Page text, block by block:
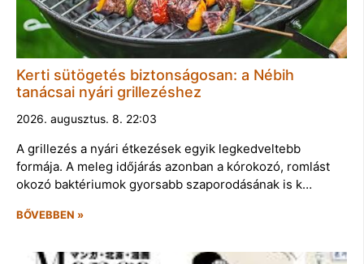
Kerti sütögetés biztonságosan: a Nébih
tanácsai nyári grillezéshez
2026. augusztus. 8. 22:03
A grillezés a nyári étkezések egyik legkedveltebb
formája. A meleg időjárás azonban a kórokozó, romlást
okozó baktériumok gyorsabb szaporodásának is k…
BŐVEBBEN »